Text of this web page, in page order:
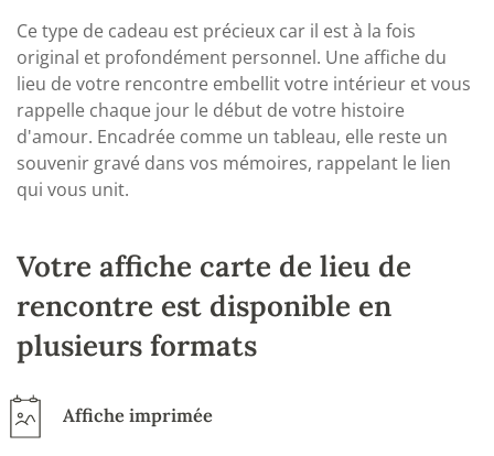
Ce type de cadeau est précieux car il est à la fois
original et profondément personnel. Une affiche du
lieu de votre rencontre embellit votre intérieur et vous
rappelle chaque jour le début de votre histoire
d'amour. Encadrée comme un tableau, elle reste un
souvenir gravé dans vos mémoires, rappelant le lien
qui vous unit.
Votre affiche carte de lieu de
rencontre est disponible en
plusieurs formats
Affiche imprimée